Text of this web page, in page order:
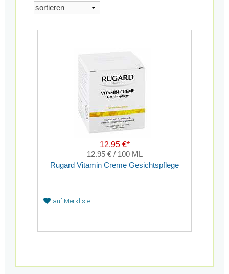
12,95 €*
12.95 € / 100 ML
Rugard Vitamin Creme Gesichtspflege
auf Merkliste